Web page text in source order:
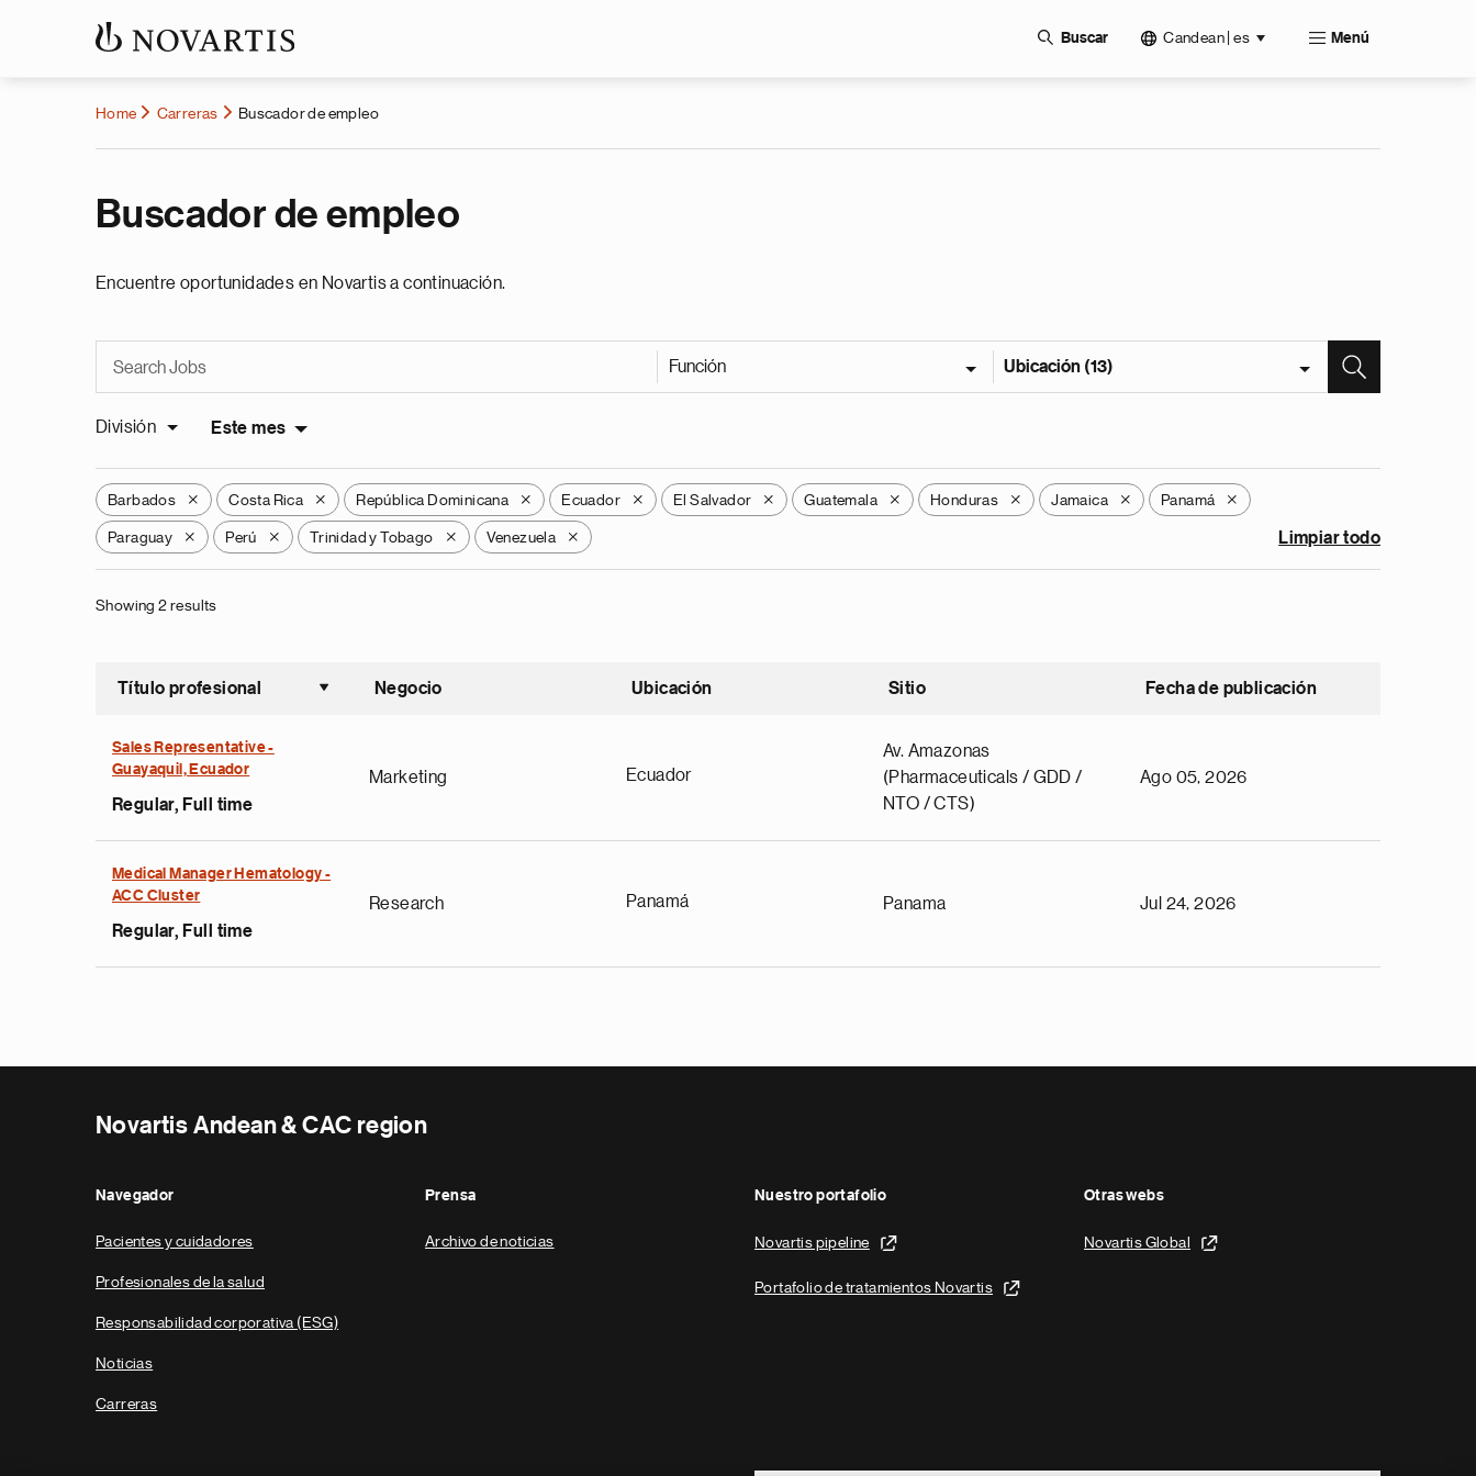
Buscar Candean | es Menú
Home Carreras Buscador de empleo
Buscador de empleo
Encuentre oportunidades en Novartis a continuación.
Función Ubicación (13)
División Este mes
Barbados X Costa Rica X República Dominicana X Ecuador X El Salvador X Guatemala X Honduras X Jamaica X Panamá X
Paraguay X Perú X Trinidad y Tobago X Venezuela X Limpiar todo
Showing 2 results
Título profesional
Ordenar ascendente
Negocio Ubicación Sitio Fecha de publicación
Sales Representative -
Guayaquil, Ecuador
Regular, Full time
Marketing Ecuador
Av. Amazonas
(Pharmaceuticals / GDD /
NTO / CTS)
Ago 05, 2026
Medical Manager Hematology -
ACC Cluster
Regular, Full time
Research Panamá Panama Jul 24, 2026
Novartis Andean & CAC region
Navegador
Pacientes y cuidadores
Profesionales de la salud
Responsabilidad corporativa (ESG)
Noticias
Carreras
Prensa
Archivo de noticias
Nuestro portafolio
Novartis pipeline
Portafolio de tratamientos Novartis
Otras webs
Novartis Global